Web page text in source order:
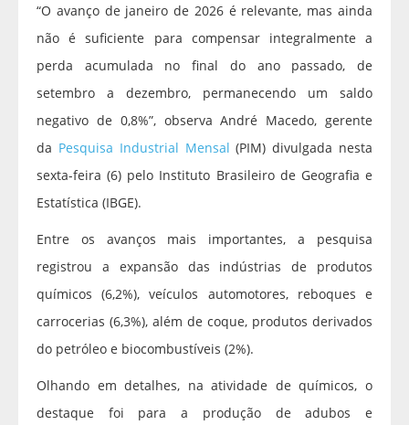
“O avanço de janeiro de 2026 é relevante, mas ainda
não é suficiente para compensar integralmente a
perda acumulada no final do ano passado, de
setembro a dezembro, permanecendo um saldo
negativo de 0,8%”, observa André Macedo, gerente
da Pesquisa Industrial Mensal (PIM) divulgada nesta
sexta-feira (6) pelo Instituto Brasileiro de Geografia e
Estatística (IBGE).
Entre os avanços mais importantes, a pesquisa
registrou a expansão das indústrias de produtos
químicos (6,2%), veículos automotores, reboques e
carrocerias (6,3%), além de coque, produtos derivados
do petróleo e biocombustíveis (2%).
Olhando em detalhes, na atividade de químicos, o
destaque foi para a produção de adubos e